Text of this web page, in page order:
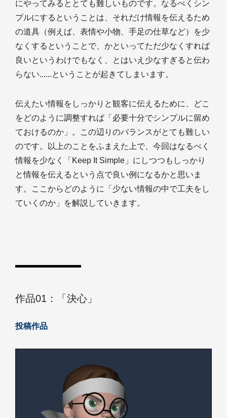
にやってみるととても難しいものです。なるべくシン
プルにするということは、それだけ情報を伝えるため
の道具（例えば、表情や小物、手足の仕草など）を少
なくするということで、かといってただ少なくすれば
良いというわけでもなく、とはいえ少なすぎると伝わ
らない......ということが起きてしまいます。
伝えたい情報をしっかりと観客に伝えるために、どこ
をどのように調整すれば「必要十分でシンプルに留め
ておけるのか」。この辺りのバランスがとても難しい
のです。以上のことをふまえた上で、今回はなるべく
情報を少なく「Keep It Simple」にしつつもしっかり
と情報を伝えるという点で良い例になるかと思いま
す。ここからどのように「少ない情報の中で工夫をし
ていくのか」を解説していきます。
作品01：「決心」
投稿作品